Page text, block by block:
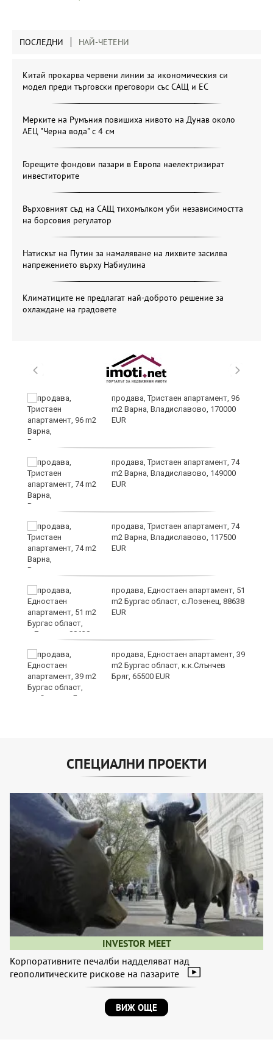
ПОСЛЕДНИ НАЙ-ЧЕТЕНИ
Китай прокарва червени линии за икономическия си
модел преди търговски преговори със САЩ и ЕС
Мерките на Румъния повишиха нивото на Дунав около
АЕЦ "Черна вода" с 4 см
Горещите фондови пазари в Европа наелектризират
инвеститорите
Върховният съд на САЩ тихомълком уби независимостта
на борсовия регулатор
Натискът на Путин за намаляване на лихвите засилва
напрежението върху Набиулина
Климатиците не предлагат най-доброто решение за
охлаждане на градовете
продава, Тристаен апартамент, 96
m2 Варна, Владиславово, 170000
EUR
продава, Тристаен апартамент, 74
m2 Варна, Владиславово, 149000
EUR
продава, Тристаен апартамент, 74
m2 Варна, Владиславово, 117500
EUR
продава, Едностаен апартамент, 51
m2 Бургас област, с.Лозенец, 88638
EUR
продава, Едностаен апартамент, 39
m2 Бургас област, к.к.Слънчев
Бряг, 65500 EUR
СПЕЦИАЛНИ ПРОЕКТИ
INVESTOR MEET
Корпоративните печалби надделяват над
геополитическите рискове на пазарите
ВИЖ ОЩЕ